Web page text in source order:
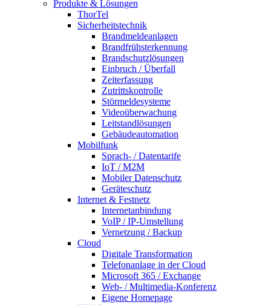
Produkte & Lösungen
ThorTel
Sicherheitstechnik
Brandmeldeanlagen
Brandfrühsterkennung
Brandschutzlösungen
Einbruch / Überfall
Zeiterfassung
Zutrittskontrolle
Störmeldesysteme
Videoüberwachung
Leitstandlösungen
Gebäudeautomation
Mobilfunk
Sprach- / Datentarife
IoT / M2M
Mobiler Datenschutz
Geräteschutz
Internet & Festnetz
Internetanbindung
VoIP / IP-Umstellung
Vernetzung / Backup
Cloud
Digitale Transformation
Telefonanlage in der Cloud
Microsoft 365 / Exchange
Web- / Multimedia-Konferenz
Eigene Homepage